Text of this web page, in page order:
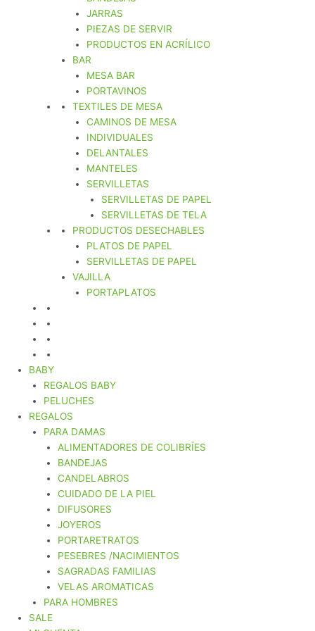
JARRAS
PIEZAS DE SERVIR
PRODUCTOS EN ACRÍLICO
BAR
MESA BAR
PORTAVINOS
TEXTILES DE MESA
CAMINOS DE MESA
INDIVIDUALES
DELANTALES
MANTELES
SERVILLETAS
SERVILLETAS DE PAPEL
SERVILLETAS DE TELA
PRODUCTOS DESECHABLES
PLATOS DE PAPEL
SERVILLETAS DE PAPEL
VAJILLA
PORTAPLATOS
BABY
REGALOS BABY
PELUCHES
REGALOS
PARA DAMAS
ALIMENTADORES DE COLIBRÍES
BANDEJAS
CANDELABROS
CUIDADO DE LA PIEL
DIFUSORES
JOYEROS
PORTARETRATOS
PESEBRES /NACIMIENTOS
SAGRADAS FAMILIAS
VELAS AROMATICAS
PARA HOMBRES
SALE